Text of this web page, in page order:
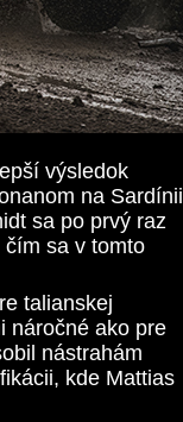
výsledok
na Sardínii
sa po prvý raz
čím sa v tomto
talianskej
náročné ako pre
nástrahám
kde Mattias